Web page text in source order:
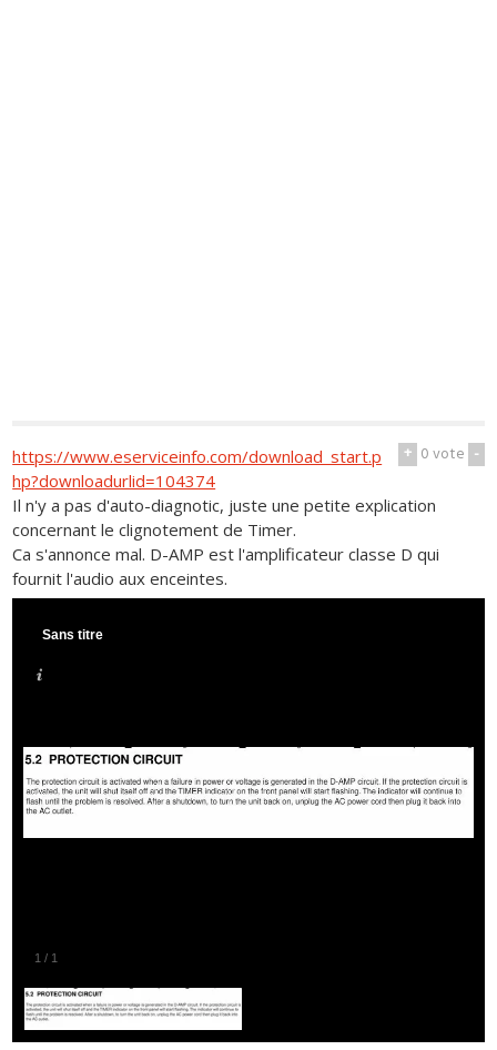
+ 0vote -
https://www.eserviceinfo.com/download_start.p
hp?downloadurlid=104374
Il n'y a pas d'auto-diagnotic, juste une petite explication
concernant le clignotement de Timer.
Ca s'annonce mal. D-AMP est l'amplificateur classe D qui
fournit l'audio aux enceintes.
1 / 1
Sans titre